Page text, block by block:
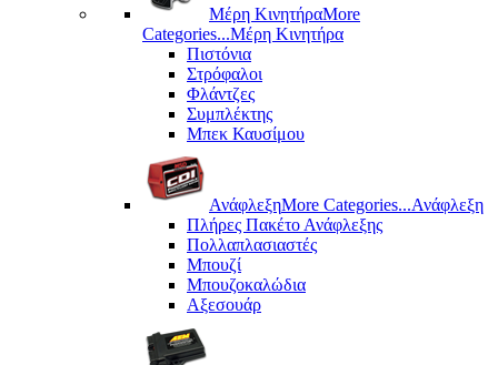
Μέρη KινητήραMore
Categories...Μέρη Kινητήρα
Πιστόνια
Στρόφαλοι
Φλάντζες
Συμπλέκτης
Μπεκ Καυσίμου
ΑνάφλεξηMore Categories...Ανάφλεξη
Πλήρες Πακέτο Ανάφλεξης
Πολλαπλασιαστές
Μπουζί
Μπουζοκαλώδια
Αξεσουάρ